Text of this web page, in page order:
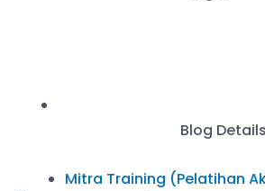
Mitra Training (Pelatihan
Blog Details